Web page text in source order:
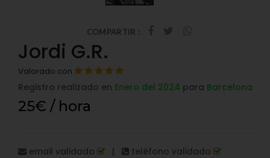
COMPARTIR :
Jordi G.R.
Valorado con
Registro realizado en Enero del 2024 para Barcelona
25€ / hora
email validado | teléfono validado